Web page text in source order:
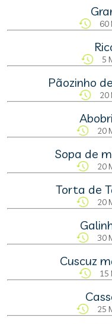
60
5
Pãozinho
20
20
Sopa de
20
Torta de
20
30
Cuscuz
15
25